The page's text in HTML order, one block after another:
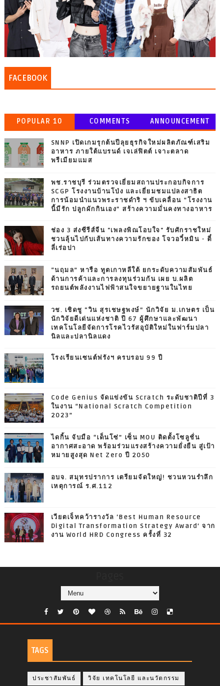
FACEBOOK
POPULAR 10 COMMENTS ANNOUNCEMENT
SNNP เปิดเกมรุกต้นปีลุยธุรกิจใหม่ผลิตภัณฑ์เสริม
อาหาร ภายใต้แบรนด์ เจเล่ฟิตต์ เจาะตลาด
พรีเมียมแมส
พช.ราชบุรี ร่วมตรวจเยี่ยมสถานประกอบกิจการ
SCGP โรงงานบ้านโป่ง และเยี่ยมชมแปลงสาธิต
การน้อมนำแนวพระราชดำริ ฯ ขับเคลื่อน “โรงงาน
นี้มีรัก ปลูกผักกินเอง” สร้างความมั่นคงทางอาหาร
ช่อง 3 ส่งซีรีส์จีน "เพลงพิณโอบใจ" รับศักราชใหม่
ชวนลุ้นไปกับเส้นทางความรักของ โจวอวี๋หมิน - ตี๋
ลี่เร่อปา
“นฤมล” หารือ ทูตเกาหลีใต้ ยกระดับความสัมพันธ์
ด้านการค้าและการลงทุนร่วมกัน เผย บ.ผลิต
รถยนต์พลังงานไฟฟ้าสนใจขยายฐานในไทย
วช. เชิดชู “วิน สุรเชษฐพงษ์” นักวิจัย ม.เกษตร เป็น
นักวิจัยดีเด่นแห่งชาติ ปี 67 ผู้ศึกษาและพัฒนา
เทคโนโลยีจัดการโรคไวรัสอุบัติใหม่ในฟาร์มปลา
นิลและปลานิลแดง
โรงเรียนเซนต์ฟรังฯ ครบรอบ 99 ปี
Code Genius จัดแข่งขัน Scratch ระดับชาติปีที่ 3
ในงาน “National Scratch Competition
2023”
ไดกิ้น จับมือ “เด็นโซ่” เซ็น MOU ติดตั้งโซลูชั่น
อากาศสะอาด พร้อมร่วมแรงสร้างความยั่งยืน สู่เป้า
หมายสูงสุด Net Zero ปี 2050
อบจ. สมุทรปราการ เตรียมจัดใหญ่! ชวนหวนรำลึก
เหตุการณ์ ร.ศ.112
เวียตเจ็ทคว้ารางวัล ‘Best Human Resource
Digital Transformation Strategy Award’ จาก
งาน World HRD Congress ครั้งที่ 32
TAGS
ประชาสัมพันธ์ วิจัย เทคโนโลยี และนวัตกรรม